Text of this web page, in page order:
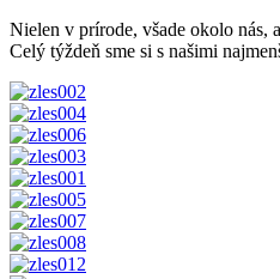
Nielen v prírode, všade okolo nás,
Celý týždeň sme si s našimi